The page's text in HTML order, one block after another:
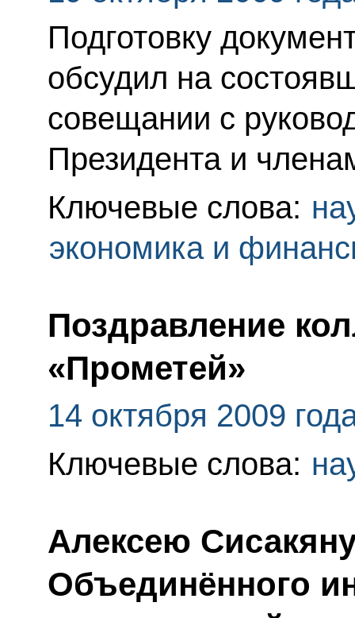
Подготовку
обсудил на
совещании с
Президента и
Ключевые слова:
экономика и
Поздравление
«Прометей»
14 октября 2009
Ключевые слова:
Алексею
Объединённого